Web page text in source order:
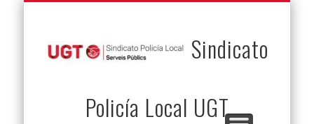
Sindicato
Policía Local UGT